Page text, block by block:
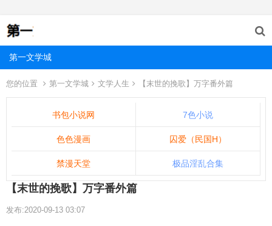
第一文学城
您的位置 第一文学城 文学人生 【末世的挽歌】万字番外篇
书包小说网 7色小说
色色漫画 囚爱（民国H）
禁漫天堂 极品淫乱合集
【末世的挽歌】万字番外篇
发布:2020-09-13 03:07